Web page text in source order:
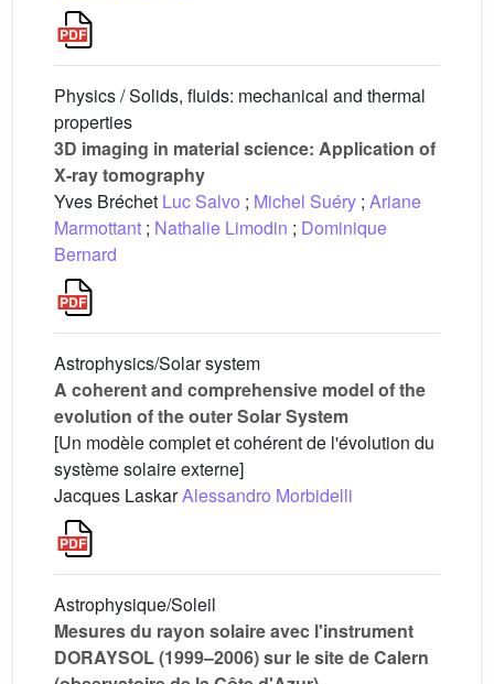
Physics / Solids, fluids: mechanical and thermal
properties
3D imaging in material science: Application of
X-ray tomography
Yves Bréchet Luc Salvo ; Michel Suéry ; Ariane
Marmottant ; Nathalie Limodin ; Dominique
Bernard
Astrophysics/Solar system
A coherent and comprehensive model of the
evolution of the outer Solar System
[Un modèle complet et cohérent de l'évolution du
système solaire externe]
Jacques LaskarAlessandro Morbidelli
Astrophysique/Soleil
Mesures du rayon solaire avec l'instrument
DORAYSOL (1999–2006) sur le site de Calern